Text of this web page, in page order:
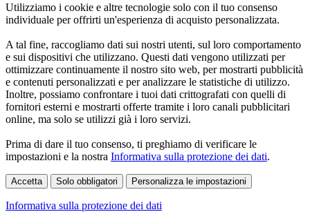
Utilizziamo i cookie e altre tecnologie solo con il tuo consenso
individuale per offrirti un'esperienza di acquisto personalizzata.
A tal fine, raccogliamo dati sui nostri utenti, sul loro comportamento
e sui dispositivi che utilizzano. Questi dati vengono utilizzati per
ottimizzare continuamente il nostro sito web, per mostrarti pubblicità
e contenuti personalizzati e per analizzare le statistiche di utilizzo.
Inoltre, possiamo confrontare i tuoi dati crittografati con quelli di
fornitori esterni e mostrarti offerte tramite i loro canali pubblicitari
online, ma solo se utilizzi già i loro servizi.
Prima di dare il tuo consenso, ti preghiamo di verificare le
impostazioni e la nostra Informativa sulla protezione dei dati.
Accetta Solo obbligatori Personalizza le impostazioni
Informativa sulla protezione dei dati